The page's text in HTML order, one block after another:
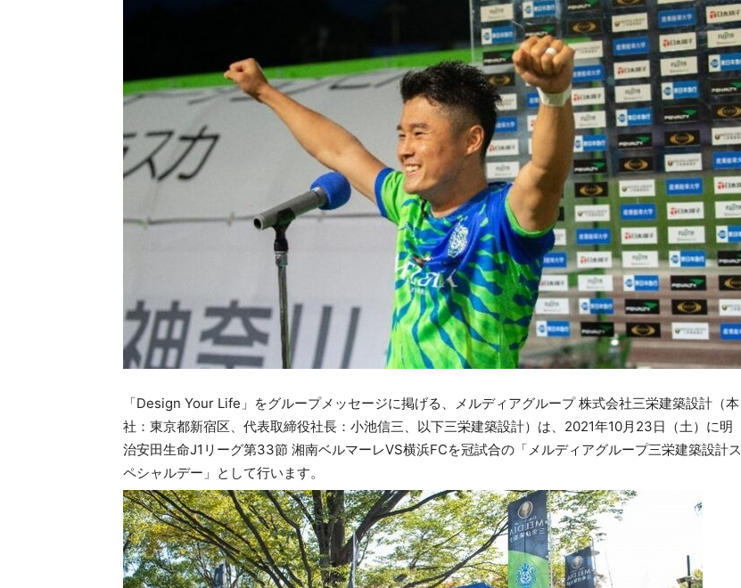
「Design Your Life」をグループメッセージに掲げる、メルディアグループ 株式会社三栄建築設計（本
社：東京都新宿区、代表取締役社長：小池信三、以下三栄建築設計）は、2021年10月23日（土）に明
治安田生命J1リーグ第33節 湘南ベルマーレVS横浜FCを冠試合の「メルディアグループ三栄建築設計ス
ペシャルデー」として行います。